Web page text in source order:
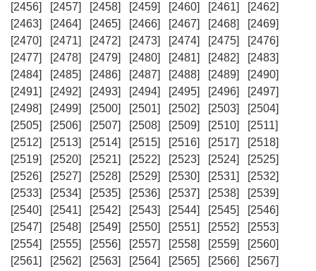
[2456]
[2457] [2458] [2459] [2460] [2461]
[2462]
[2463]
[2464] [2465] [2466] [2467] [2468]
[2469]
[2470]
[2471] [2472] [2473] [2474] [2475]
[2476]
[2477]
[2478] [2479] [2480] [2481] [2482]
[2483]
[2484]
[2485] [2486] [2487] [2488] [2489]
[2490]
[2491]
[2492] [2493] [2494] [2495] [2496]
[2497]
[2498]
[2499] [2500] [2501] [2502] [2503]
[2504]
[2505]
[2506] [2507] [2508] [2509] [2510]
[2511]
[2512]
[2513] [2514] [2515] [2516] [2517]
[2518]
[2519]
[2520] [2521] [2522] [2523] [2524]
[2525]
[2526]
[2527] [2528] [2529] [2530] [2531]
[2532]
[2533]
[2534] [2535] [2536] [2537] [2538]
[2539]
[2540]
[2541] [2542] [2543] [2544] [2545]
[2546]
[2547]
[2548] [2549] [2550] [2551] [2552]
[2553]
[2554]
[2555] [2556] [2557] [2558] [2559]
[2560]
[2561]
[2562] [2563] [2564] [2565] [2566]
[2567]